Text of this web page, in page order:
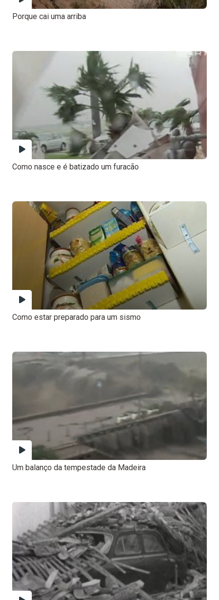
Porque cai uma arriba
Como nasce e é batizado um furacão
Como estar preparado para um sismo
Um balanço da tempestade da Madeira